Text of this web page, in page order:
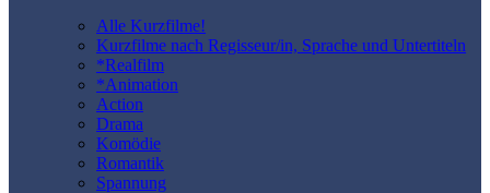
Alle Kurzfilme!
Kurzfilme nach Regisseur/in, Sprache und Untertiteln
*Realfilm
*Animation
Action
Drama
Komödie
Romantik
Spannung